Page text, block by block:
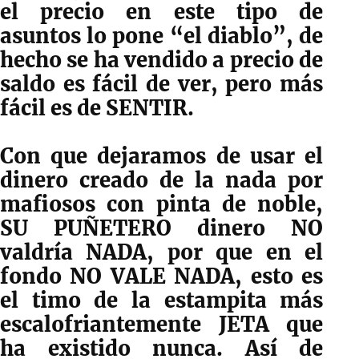
el precio en este tipo de
asuntos lo pone “el diablo”, de
hecho se ha vendido a precio de
saldo es fácil de ver, pero más
fácil es de SENTIR.
Con que dejaramos de usar el
dinero creado de la nada por
mafiosos con pinta de noble,
SU PUÑETERO dinero NO
valdría NADA, por que en el
fondo NO VALE NADA, esto es
el timo de la estampita más
escalofriantemente JETA que
ha existido nunca. Así de